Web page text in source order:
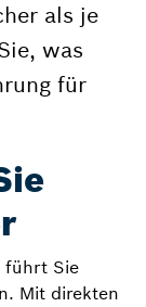
als je
was
für
führt Sie
Mit direkten